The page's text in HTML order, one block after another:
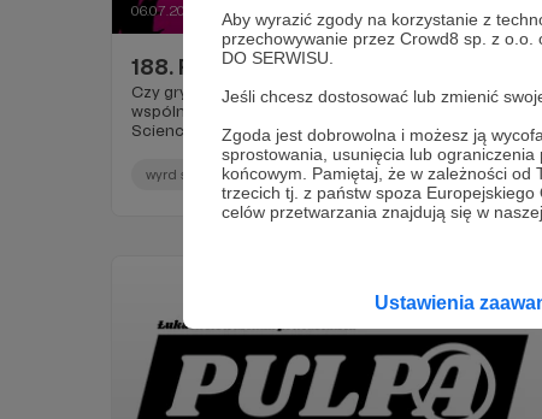
Aby wyrazić zgody na korzystanie z
przechowywanie przez Crowd8 sp. z o.o.
DO SERWISU.
Jeśli chcesz dostosować lub zmienić
Zgoda jest dobrowolna i możesz ją
sprostowania, usunięcia lub
końcowym. Pamiętaj, że w zależności od
trzecich tj. z państw spoza
celów przetwarzania znajdują się w
Ustawienia
06.07.2022 Brak komentarzy
188. Przedpremierowo #77
Czy gry planszowe i horrory mają ze sobą coś
wspólnego? Ilustracja do trzeciego numeru Wyrd
Science Magazine. Przedpremierowo, dla Patronów.
wyrd science ilustracja gry planszowe +3